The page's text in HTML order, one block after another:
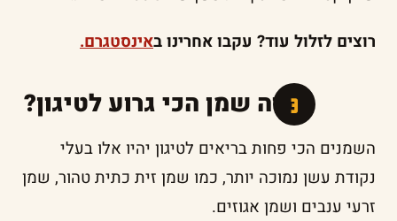
רוצים לזלול עוד? עקבו אחרינו באינסטגרם.
ואיזה שמן הכי גרוע לטיגון?
השמנים הכי פחות בריאים לטיגון יהיו אלו בעלי
נקודת עשן נמוכה יותר, כמו שמן זית כתית טהור, שמן
זרעי ענבים ושמן אגוזים.